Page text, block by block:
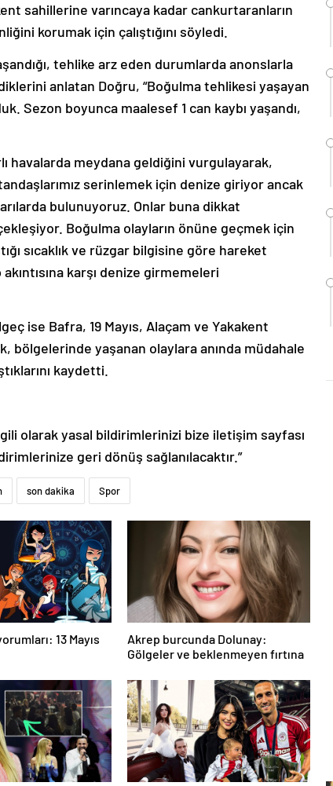
sahillerine varıncaya kadar cankurtaranların
korumak için çalıştığını söyledi.
tehlike arz eden durumlarda anonslarla
anlatan Doğru, “Boğulma tehlikesi yaşayan
Sezon boyunca maalesef 1 can kaybı yaşandı,
havalarda meydana geldiğini vurgulayarak,
serinlemek için denize giriyor ancak
bulunuyoruz. Onlar buna dikkat
Boğulma olayların önüne geçmek için
sıcaklık ve rüzgar bilgisine göre hareket
karşı denize girmemeleri
ise Bafra, 19 Mayıs, Alaçam ve Yakakent
yaşanan olaylara anında müdahale
kaydetti.
olarak yasal bildirimlerinizi bize iletişim sayfası
geri dönüş sağlanılacaktır.”
son dakika Spor
13 Mayıs
Akrep burcunda Dolunay:
Gölgeler ve beklenmeyen fırtına